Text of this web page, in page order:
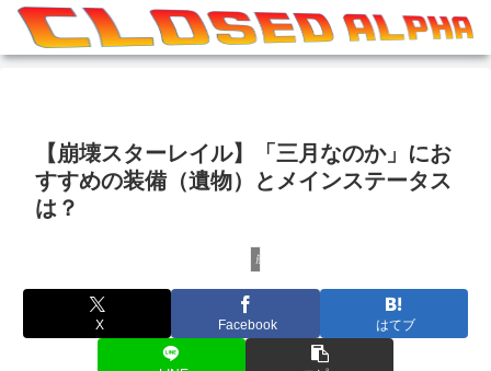
【崩壊スターレイル】「三月なのか」にお
すすめの装備（遺物）とメインステータス
は？
崩壊シリーズ
X Facebook はてブ